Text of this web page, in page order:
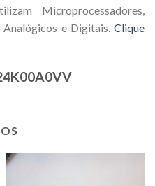
Microprocessadores,
e Digitais. Clique